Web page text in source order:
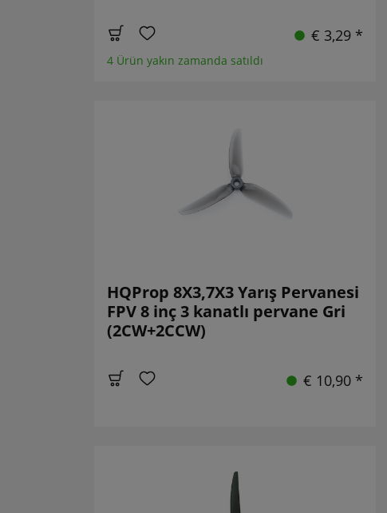
€ 3,29 *
4 Ürün yakın zamanda satıldı
HQProp 8X3,7X3 Yarış Pervanesi
FPV 8 inç 3 kanatlı pervane Gri
(2CW+2CCW)
€ 10,90 *